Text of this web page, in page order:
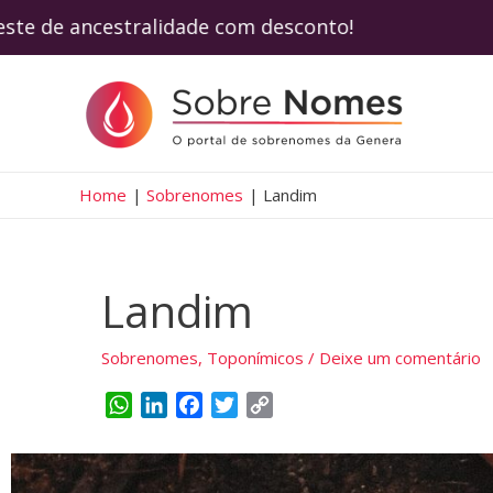
teste de ancestralidade com desconto!
Home Sobrenomes Landim
Landim
Sobrenomes, Toponímicos / Deixe um comentário
W
a
n
k
c
e
i
p